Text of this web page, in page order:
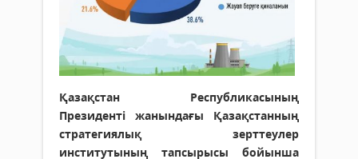
Қазақстан Республикасының
Президенті жанындағы Қазақстанның
стратегиялық зерттеулер
институтының тапсырысы бойынша